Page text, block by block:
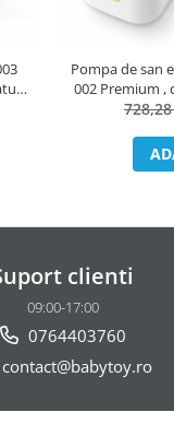
Pompa de san
002 Premium ,
senzor de
clienti
09:00-17:00
0764403760
contact@babytoy.ro